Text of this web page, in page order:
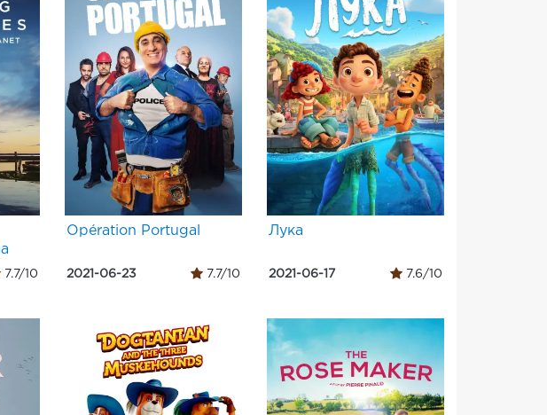
7.7/10
Opération Portugal
2021-06-23 7.7/10
Лука
2021-06-17 7.6/10